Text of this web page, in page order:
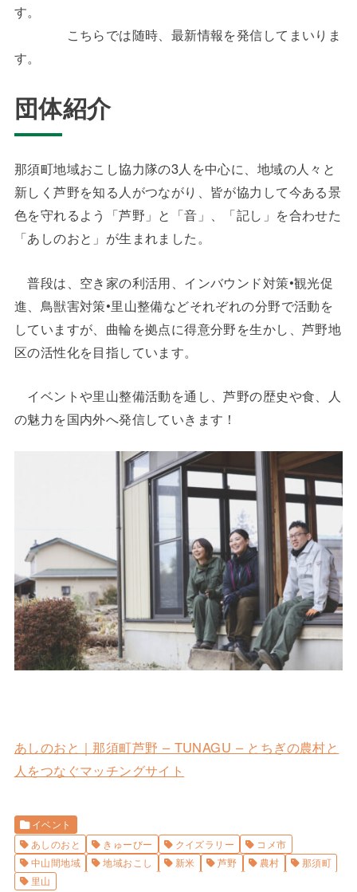
す。
こちらでは随時、最新情報を発信してまいりま
す。
団体紹介
那須町地域おこし協力隊の3人を中心に、地域の人々と
新しく芦野を知る人がつながり、皆が協力して今ある景
色を守れるよう「芦野」と「音」、「記し」を合わせた
「あしのおと」が生まれました。
普段は、空き家の利活用、インバウンド対策•観光促
進、鳥獣害対策•里山整備などそれぞれの分野で活動を
していますが、曲輪を拠点に得意分野を生かし、芦野地
区の活性化を目指しています。
イベントや里山整備活動を通し、芦野の歴史や食、人
の魅力を国内外へ発信していきます！
あしのおと｜那須町芦野 – TUNAGU – とちぎの農村と
人をつなぐマッチングサイト
イベント
あしのおと
きゅーびー クイズラリー
コメ市
中山間地域
地域おこし 新米 芦野 農村
那須町
里山